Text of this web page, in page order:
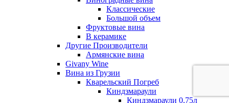
Классические
Большой объем
Фруктовые вина
В керамике
Другие Производители
Армянские вина
Givany Wine
Вина из Грузии
Кварельский Погреб
Киндзмараули
Киндзмараули 0,75л